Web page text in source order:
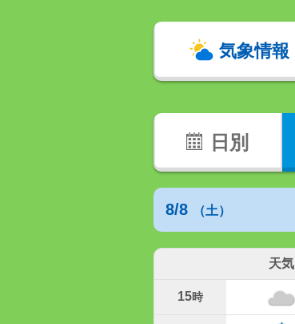
気象情報
日別
8/8 （土）
天気
15時